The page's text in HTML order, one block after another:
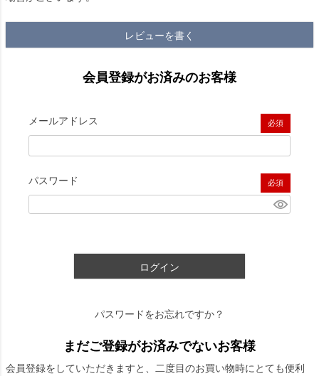
レビューを書く
会員登録がお済みのお客様
メールアドレス
(必須)
パスワード
(必須)
ログイン
パスワードをお忘れですか？
まだご登録がお済みでないお客様
会員登録をしていただきますと、二度目のお買い物時にとても便利